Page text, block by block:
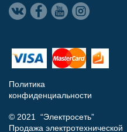
Политика
конфиденциальности
© 2021 “Электросеть”
Продажа электротехнической